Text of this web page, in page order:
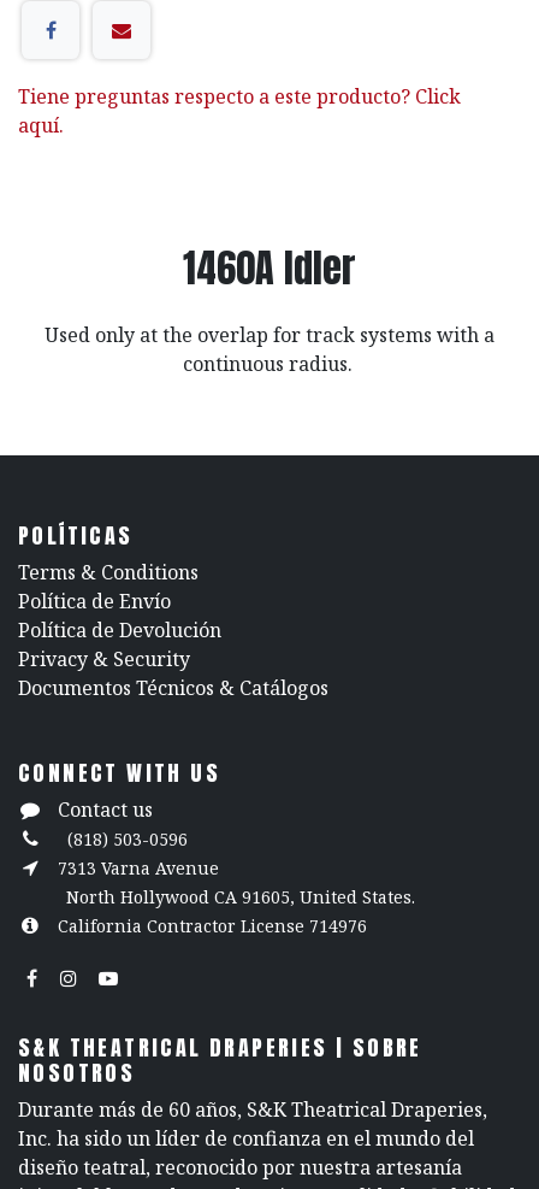
Tiene preguntas respecto a este producto? Click
aquí.
1460A Idler
Used only at the overlap for track systems with a
continuous radius.
POLÍTICAS
​Terms & Conditions
Política de Envío
Política de Devolución
​Privacy & Security
​Documentos Técnicos & Catálogos
CONNECT WITH US
Contact us
(818) 503-0596
7313 Varna Avenue
North Hollywood CA 91605, United States.
California Contractor License 714976
S&K THEATRICAL DRAPERIES | SOBRE
NOSOTROS
Durante más de 60 años, S&K Theatrical Draperies,
Inc. ha sido un líder de confianza en el mundo del
diseño teatral, reconocido por nuestra artesanía